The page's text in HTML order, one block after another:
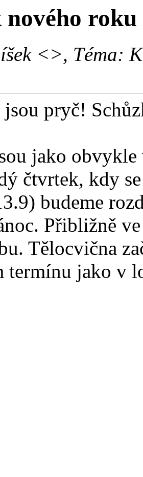
nového roku
<>, Téma:
pryč!
jako
čtvrtek, kdy
budeme
Přibližně
Tělocvična
termínu jako v